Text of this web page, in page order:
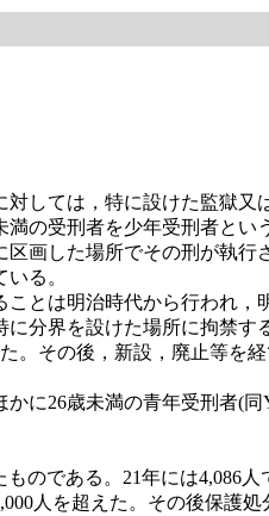
しては，特に設けた監獄
の受刑者を少年受刑者と
画した場所でその刑が執
る。
とは明治時代から行われ，
分界を設けた場所に拘禁
。その後，新設，廃止等を
に26歳未満の青年受刑者(
のである。21年には4,086
人を超えた。その後保護